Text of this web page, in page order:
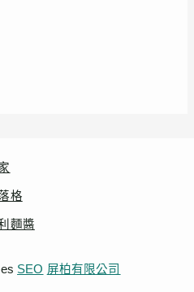
格
麵醬
SEO 屏柏有限公司